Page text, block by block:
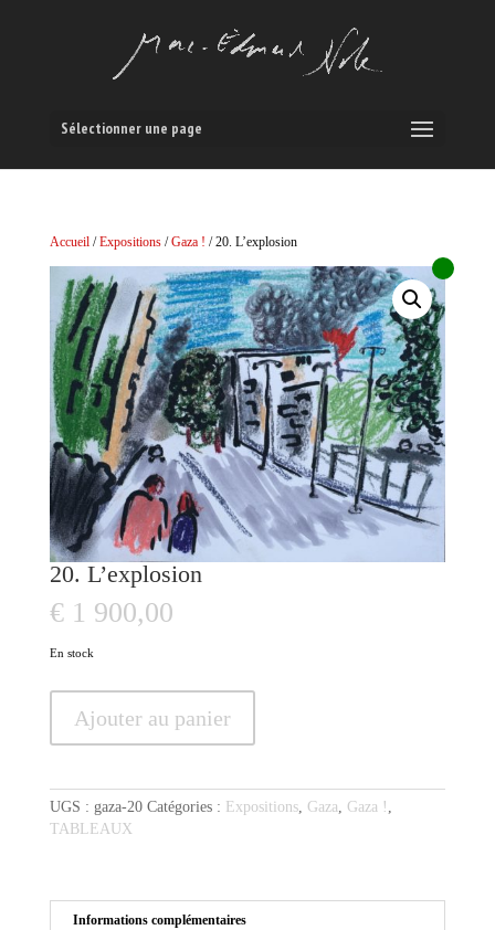
Sélectionner une page
Accueil/Expositions/Gaza ! / 20. L’explosion
20. L’explosion
€1 900,00
En stock
20.
Ajouter au panier
UGS : gaza-20 Catégories : Expositions, Gaza, Gaza ! ,
TABLEAUX
Informations complémentaires